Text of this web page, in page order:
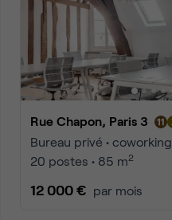
Rue Chapon, Paris 3
Bureau privé • coworking
20 postes • 85 m2
12 000 € par mois